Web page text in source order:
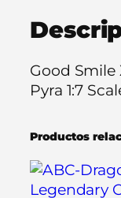
X
n
o
a
d
e
Good Smile
Pyra 1:7
Productos